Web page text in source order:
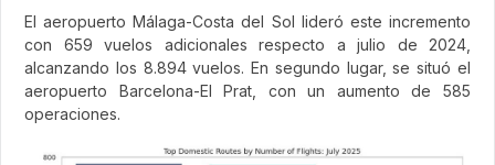
El aeropuerto Málaga-Costa del Sol lideró este incremento
con 659 vuelos adicionales respecto a julio de 2024,
alcanzando los 8.894 vuelos. En segundo lugar, se situó el
aeropuerto Barcelona-El Prat, con un aumento de 585
operaciones.